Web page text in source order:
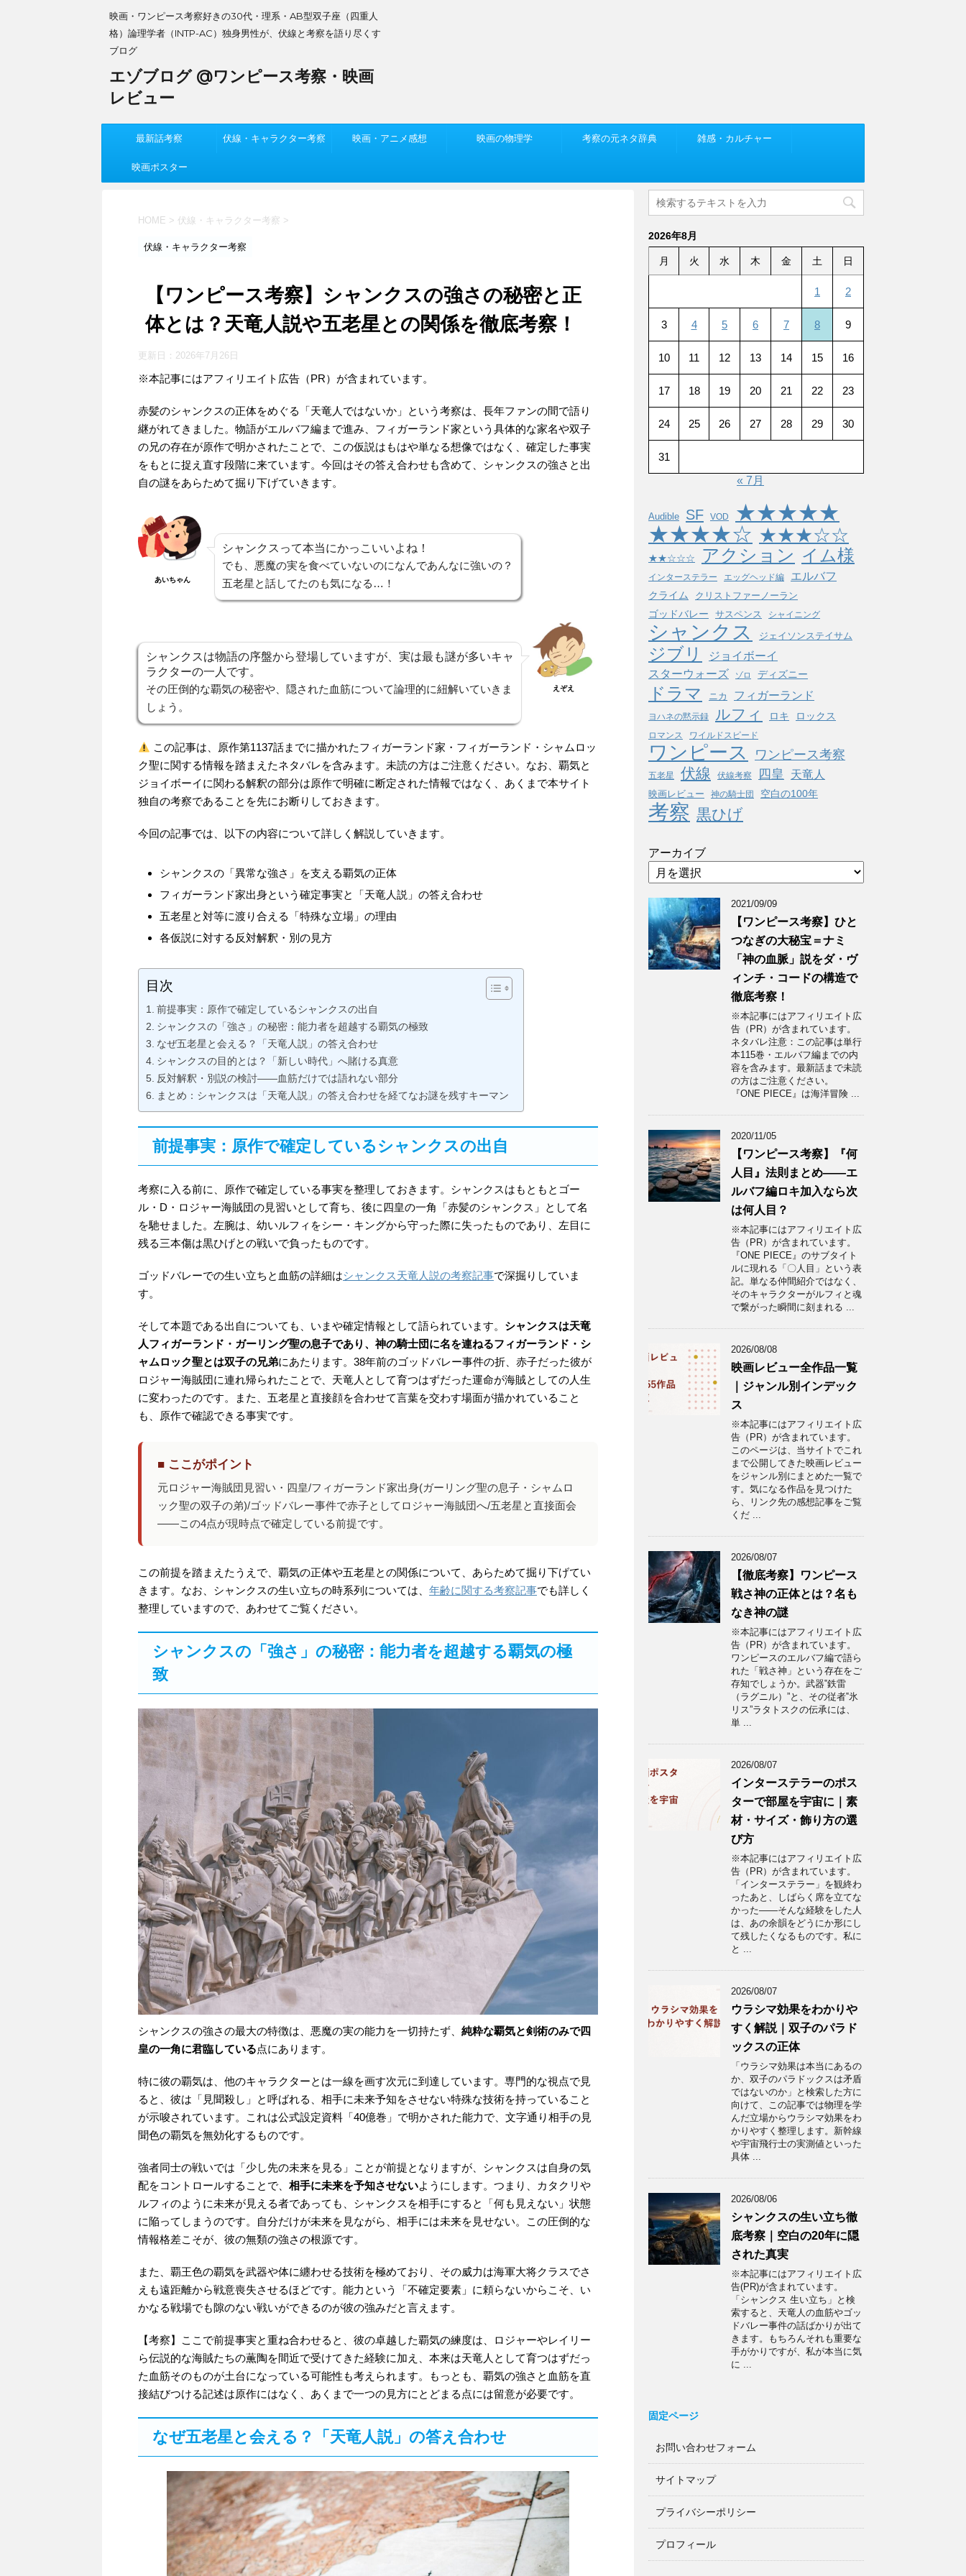
映画・ワンピース考察好きの30代・理系・AB型双子座（四重人
格）論理学者（INTP-AC）独身男性が、伏線と考察を語り尽くす
ブログ
エゾブログ @ワンピース考察・映画
レビュー
最新話考察 伏線・キャラクター考察 映画・アニメ感想 映画の物理学 考察の元ネタ辞典 雑感・カルチャー
映画ポスター
HOME > 伏線・キャラクター考察 >
伏線・キャラクター考察
【ワンピース考察】シャンクスの強さの秘密と正
体とは？天竜人説や五老星との関係を徹底考察！
更新日： 2026年7月26日
※本記事にはアフィリエイト広告（PR）が含まれています。
赤髪のシャンクスの正体をめぐる「天竜人ではないか」という考察は、長年ファンの間で語り
継がれてきました。物語がエルバフ編まで進み、フィガーランド家という具体的な家名や双子
の兄の存在が原作で明かされたことで、この仮説はもはや単なる想像ではなく、確定した事実
をもとに捉え直す段階に来ています。今回はその答え合わせも含めて、シャンクスの強さと出
自の謎をあらためて掘り下げていきます。
あいちゃん
シャンクスって本当にかっこいいよね！
でも、悪魔の実を食べていないのになんであんなに強いの？
五老星と話してたのも気になる…！
シャンクスは物語の序盤から登場していますが、実は最も謎が多いキャ
ラクターの一人です。
その圧倒的な覇気の秘密や、隠された血筋について論理的に紐解いていきま
しょう。
えぞえ
この記事は、原作第1137話までに描かれたフィガーランド家・フィガーランド・シャムロッ
ク聖に関する情報を踏まえたネタバレを含みます。未読の方はご注意ください。なお、覇気と
ジョイボーイに関わる解釈の部分は原作で明確に断定された情報ではなく、あくまで本サイト
独自の考察であることを先にお断りしておきます。
今回の記事では、以下の内容について詳しく解説していきます。
シャンクスの「異常な強さ」を支える覇気の正体
フィガーランド家出身という確定事実と「天竜人説」の答え合わせ
五老星と対等に渡り合える「特殊な立場」の理由
各仮説に対する反対解釈・別の見方
目次
前提事実：原作で確定しているシャンクスの出自
シャンクスの「強さ」の秘密：能力者を超越する覇気の極致
なぜ五老星と会える？「天竜人説」の答え合わせ
シャンクスの目的とは？「新しい時代」へ賭ける真意
反対解釈・別説の検討——血筋だけでは語れない部分
まとめ：シャンクスは「天竜人説」の答え合わせを経てなお謎を残すキーマン
前提事実：原作で確定しているシャンクスの出自
考察に入る前に、原作で確定している事実を整理しておきます。シャンクスはもともとゴー
ル・D・ロジャー海賊団の見習いとして育ち、後に四皇の一角「赤髪のシャンクス」として名
を馳せました。左腕は、幼いルフィをシー・キングから守った際に失ったものであり、左目に
残る三本傷は黒ひげとの戦いで負ったものです。
ゴッドバレーでの生い立ちと血筋の詳細はシャンクス天竜人説の考察記事で深掘りしていま
す。
そして本題である出自についても、いまや確定情報として語られています。 シャンクスは天竜
人フィガーランド・ガーリング聖の息子であり、神の騎士団に名を連ねるフィガーランド・シ
ャムロック聖とは双子の兄弟にあたります。38年前のゴッドバレー事件の折、赤子だった彼が
ロジャー海賊団に連れ帰られたことで、天竜人として育つはずだった運命が海賊としての人生
に変わったのです。また、五老星と直接顔を合わせて言葉を交わす場面が描かれていること
も、原作で確認できる事実です。
■ ここがポイント
元ロジャー海賊団見習い・四皇/フィガーランド家出身(ガーリング聖の息子・シャムロ
ック聖の双子の弟)/ゴッドバレー事件で赤子としてロジャー海賊団へ/五老星と直接面会
——この4点が現時点で確定している前提です。
この前提を踏まえたうえで、覇気の正体や五老星との関係について、あらためて掘り下げてい
きます。なお、シャンクスの生い立ちの時系列については、 年齢に関する考察記事でも詳しく
整理していますので、あわせてご覧ください。
シャンクスの「強さ」の秘密：能力者を超越する覇気の極
致
シャンクスの強さの最大の特徴は、悪魔の実の能力を一切持たず、 純粋な覇気と剣術のみで四
皇の一角に君臨している点にあります。
特に彼の覇気は、他のキャラクターとは一線を画す次元に到達しています。専門的な視点で見
ると、彼は「見聞殺し」と呼ばれる、相手に未来予知をさせない特殊な技術を持っていること
が示唆されています。これは公式設定資料「40億巻」で明かされた能力で、文字通り相手の見
聞色の覇気を無効化するものです。
強者同士の戦いでは「少し先の未来を見る」ことが前提となりますが、シャンクスは自身の気
配をコントロールすることで、 相手に未来を予知させないようにします。つまり、カタクリや
ルフィのように未来が見える者であっても、シャンクスを相手にすると「何も見えない」状態
に陥ってしまうのです。自分だけが未来を見ながら、相手には未来を見せない。この圧倒的な
情報格差こそが、彼の無類の強さの根源です。
また、覇王色の覇気を武器や体に纏わせる技術を極めており、その威力は海軍大将クラスでさ
えも遠距離から戦意喪失させるほどです。能力という「不確定要素」に頼らないからこそ、い
かなる戦場でも隙のない戦いができるのが彼の強みだと言えます。
【考察】ここで前提事実と重ね合わせると、彼の卓越した覇気の練度は、ロジャーやレイリー
ら伝説的な海賊たちの薫陶を間近で受けてきた経験に加え、本来は天竜人として育つはずだっ
た血筋そのものが土台になっている可能性も考えられます。もっとも、覇気の強さと血筋を直
接結びつける記述は原作にはなく、あくまで一つの見方にとどまる点には留意が必要です。
なぜ五老星と会える？「天竜人説」の答え合わせ
2026年8月
月 火 水 木 金 土 日
1 2
3 4 5 6 7 8 9
10 11 12 13 14 15 16
17 18 19 20 21 22 23
24 25 26 27 28 29 30
31
« 7月
Audible SF VOD ★★★★★
★★★★☆ ★★★☆☆
★★☆☆☆ アクション イム様
インターステラー エッグヘッド編 エルバフ
クライム クリストファーノーラン
ゴッドバレー サスペンス シャイニング
シャンクス ジェイソンステイサム
ジブリ ジョイボーイ
スターウォーズ ゾロ ディズニー
ドラマ ニカ フィガーランド
ヨハネの黙示録 ルフィ ロキ ロックス
ロマンス ワイルドスピード
ワンピース ワンピース考察
五老星 伏線 伏線考察 四皇 天竜人
映画レビュー 神の騎士団 空白の100年
考察 黒ひげ
アーカイブ
2021/09/09
【ワンピース考察】ひと
つなぎの大秘宝＝ナミ
「神の血脈」説をダ・ヴ
ィンチ・コードの構造で
徹底考察！
※本記事にはアフィリエイト広
告（PR）が含まれています。
ネタバレ注意：この記事は単行
本115巻・エルバフ編までの内
容を含みます。最新話まで未読
の方はご注意ください。
『ONE PIECE』は海洋冒険 ...
2020/11/05
【ワンピース考察】『何
人目』法則まとめ——エ
ルバフ編ロキ加入なら次
は何人目？
※本記事にはアフィリエイト広
告（PR）が含まれています。
『ONE PIECE』のサブタイト
ルに現れる「〇人目」という表
記。単なる仲間紹介ではなく、
そのキャラクターがルフィと魂
で繋がった瞬間に刻まれる ...
2026/08/08
映画レビュー全作品一覧
｜ジャンル別インデック
ス
※本記事にはアフィリエイト広
告（PR）が含まれています。
このページは、当サイトでこれ
まで公開してきた映画レビュー
をジャンル別にまとめた一覧で
す。気になる作品を見つけた
ら、リンク先の感想記事をご覧
くだ ...
2026/08/07
【徹底考察】ワンピース
戦さ神の正体とは？名も
なき神の謎
※本記事にはアフィリエイト広
告（PR）が含まれています。
ワンピースのエルバフ編で語ら
れた「戦さ神」という存在をご
存知でしょうか。武器‟鉄雷
（ラグニル）”と、その従者‟氷
リス”ラタトスクの伝承には、
単 ...
2026/08/07
インターステラーのポス
ターで部屋を宇宙に｜素
材・サイズ・飾り方の選
び方
※本記事にはアフィリエイト広
告（PR）が含まれています。
「インターステラー」を観終わ
ったあと、しばらく席を立てな
かった——そんな経験をした人
は、あの余韻をどうにか形にし
て残したくなるものです。私に
と ...
2026/08/07
ウラシマ効果をわかりや
すく解説｜双子のパラド
ックスの正体
「ウラシマ効果は本当にあるの
か、双子のパラドックスは矛盾
ではないのか」と検索した方に
向けて、この記事では物理を学
んだ立場からウラシマ効果をわ
かりやすく整理します。新幹線
や宇宙飛行士の実測値といった
具体 ...
2026/08/06
シャンクスの生い立ち徹
底考察｜空白の20年に隠
された真実
※本記事にはアフィリエイト広
告(PR)が含まれています。
「シャンクス 生い立ち」と検
索すると、天竜人の血筋やゴッ
ドバレー事件の話ばかりが出て
きます。もちろんそれも重要な
手がかりですが、私が本当に気
に ...
固定ページ
お問い合わせフォーム
サイトマップ
プライバシーポリシー
プロフィール